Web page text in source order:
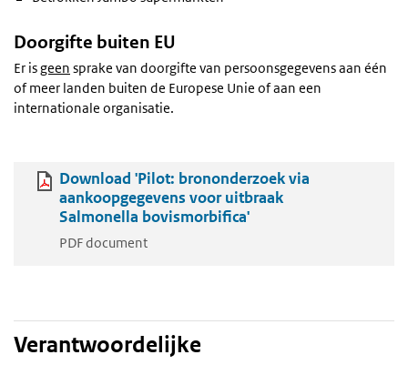
Doorgifte buiten EU
Er isgeen sprake van doorgifte van persoonsgegevens aan één
of meer landen buiten de Europese Unie of aan een
internationale organisatie.
Download 'Pilot: brononderzoek via
aankoopgegevens voor uitbraak
Salmonella bovismorbifica'
PDF document
Verantwoordelijke